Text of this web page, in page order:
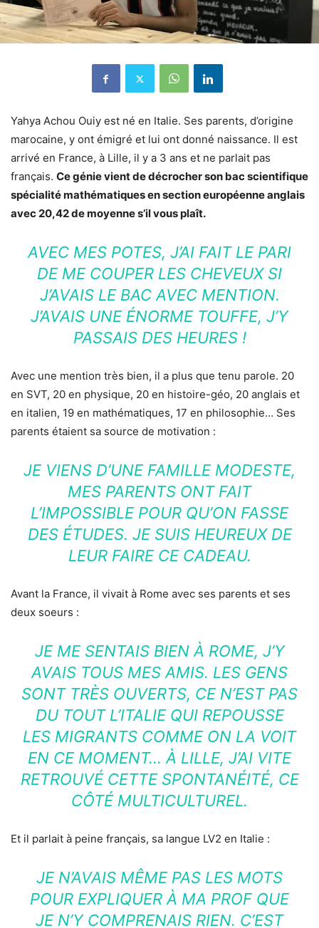
Yahya Achou Ouiy est né en Italie. Ses parents, d’origine
marocaine, y ont émigré et lui ont donné naissance. Il est
arrivé en France, à Lille, il y a 3 ans et ne parlait pas
français. Ce génie vient de décrocher son bac scientifique
spécialité mathématiques en section européenne anglais
avec 20,42 de moyenne s’il vous plaît.
AVEC MES POTES, J’AI FAIT LE PARI
DE ME COUPER LES CHEVEUX SI
J’AVAIS LE BAC AVEC MENTION.
J’AVAIS UNE ÉNORME TOUFFE, J’Y
PASSAIS DES HEURES !
Avec une mention très bien, il a plus que tenu parole. 20
en SVT, 20 en physique, 20 en histoire-géo, 20 anglais et
en italien, 19 en mathématiques, 17 en philosophie… Ses
parents étaient sa source de motivation :
JE VIENS D’UNE FAMILLE MODESTE,
MES PARENTS ONT FAIT
L’IMPOSSIBLE POUR QU’ON FASSE
DES ÉTUDES. JE SUIS HEUREUX DE
LEUR FAIRE CE CADEAU.
Avant la France, il vivait à Rome avec ses parents et ses
deux soeurs :
JE ME SENTAIS BIEN À ROME, J’Y
AVAIS TOUS MES AMIS. LES GENS
SONT TRÈS OUVERTS, CE N’EST PAS
DU TOUT L’ITALIE QUI REPOUSSE
LES MIGRANTS COMME ON LA VOIT
EN CE MOMENT… À LILLE, J’AI VITE
RETROUVÉ CETTE SPONTANÉITÉ, CE
CÔTÉ MULTICULTUREL.
Et il parlait à peine français, sa langue LV2 en Italie :
JE N’AVAIS MÊME PAS LES MOTS
POUR EXPLIQUER À MA PROF QUE
JE N’Y COMPRENAIS RIEN. C’EST